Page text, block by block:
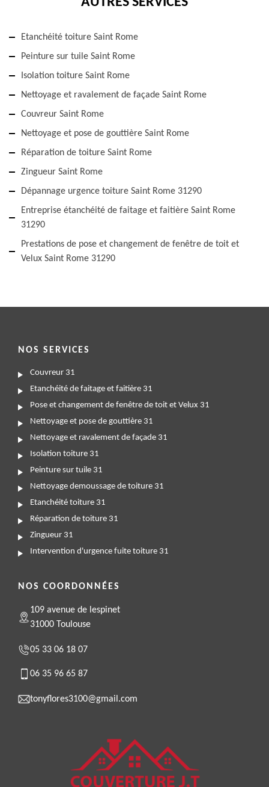
Etanchéité toiture Saint Rome
Peinture sur tuile Saint Rome
Isolation toiture Saint Rome
Nettoyage et ravalement de façade Saint Rome
Couvreur Saint Rome
Nettoyage et pose de gouttière Saint Rome
Réparation de toiture Saint Rome
Zingueur Saint Rome
Dépannage urgence toiture Saint Rome 31290
Entreprise étanchéité de faitage et faitière Saint Rome
31290
Prestations de pose et changement de fenêtre de toit et
Velux Saint Rome 31290
NOS SERVICES
Couvreur 31
Etanchéité de faitage et faitière 31
Pose et changement de fenêtre de toit et Velux 31
Nettoyage et pose de gouttière 31
Nettoyage et ravalement de façade 31
Isolation toiture 31
Peinture sur tuile 31
Nettoyage demoussage de toiture 31
Etanchéité toiture 31
Réparation de toiture 31
Zingueur 31
Intervention d'urgence fuite toiture 31
NOS COORDONNÉES
109 avenue de lespinet
31000 Toulouse
05 33 06 18 07
06 35 96 65 87
tonyflores3100@gmail.com